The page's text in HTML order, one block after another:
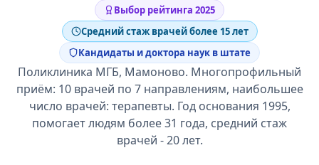
Выбор рейтинга 2025
Средний стаж врачей более 15 лет
Кандидаты и доктора наук в штате
Поликлиника МГБ, Мамоново. Многопрофильный
приём: 10 врачей по 7 направлениям, наибольшее
число врачей: терапевты. Год основания 1995,
помогает людям более 31 года, средний стаж
врачей - 20 лет.